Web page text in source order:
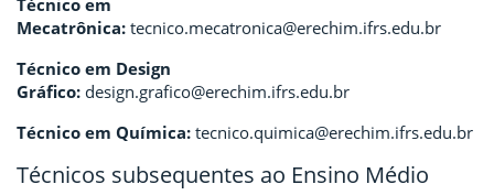
Técnico em
Mecatrônica: tecnico.mecatronica@erechim.ifrs.edu.br
Técnico em Design
Gráfico: design.grafico@erechim.ifrs.edu.br
Técnico em Química: tecnico.quimica@erechim.ifrs.edu.br
Técnicos subsequentes ao Ensino Médio